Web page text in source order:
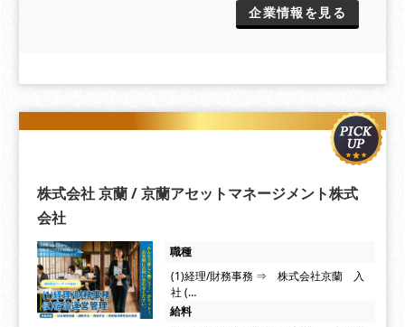
企業情報を見る
株式会社 京蘭 / 京蘭アセットマネージメント株式
会社
職種
(1)経理/財務事務 ⇒ 株式会社京蘭 入
社 (…
給料